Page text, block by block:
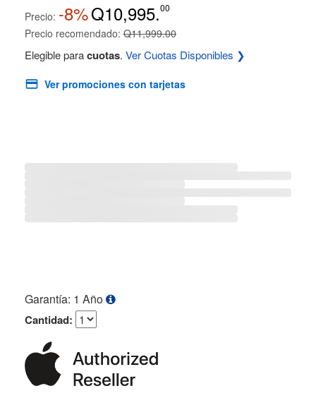
Precio: -8%Q10,995.00
Precio recomendado: Q11,999.00
Elegible paracuotas. Ver Cuotas Disponibles ❯
Ver promociones con tarjetas
Garantía: 1 Año
Cantidad: